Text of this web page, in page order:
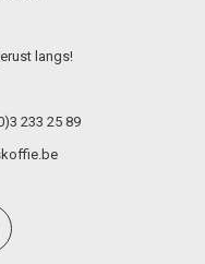
langs!
233 25 89